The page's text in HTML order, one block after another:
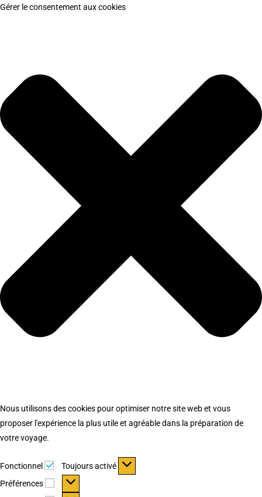
Gérer le consentement aux cookies
Nous utilisons des cookies pour optimiser notre site web et vous
proposer l'expérience la plus utile et agréable dans la préparation de
votre voyage.
Fonctionnel Fonctionnel
Toujours activé
Préférences
Préférences